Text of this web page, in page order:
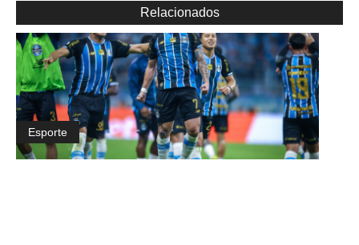
Relacionados
Esporte